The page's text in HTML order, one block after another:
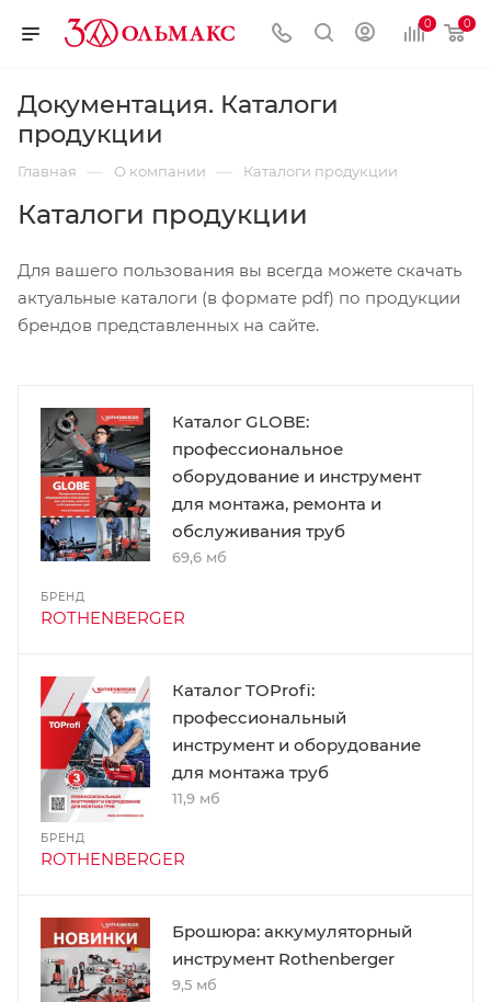
0 0
Документация. Каталоги
продукции
Главная — О компании — Каталоги продукции
Каталоги продукции
Для вашего пользования вы всегда можете скачать
актуальные каталоги (в формате pdf) по продукции
брендов представленных на сайте.
Каталог GLOBE:
профессиональное
оборудование и инструмент
для монтажа, ремонта и
обслуживания труб
69,6 мб
БРЕНД
ROTHENBERGER
Каталог TOProfi:
профессиональный
инструмент и оборудование
для монтажа труб
11,9 мб
БРЕНД
ROTHENBERGER
Брошюра: аккумуляторный
инструмент Rothenberger
9,5 мб